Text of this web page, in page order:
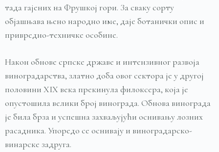
тада гајених на Фрушкој гори. За сваку сорту
објашњава њено народно име, даје ботанички опис и
привредно-техничке особине.
Након обнове српске државе и интензивног развоја
виноградарства, златно доба овог сектора је у другој
половини XIX века прекинула филоксера, која је
опустошила велики број винограда. Обнова винограда
је била брза и успешна захваљујући оснивању лозних
расадника. Упоредо се оснивају и виноградарско-
винарске задруга.